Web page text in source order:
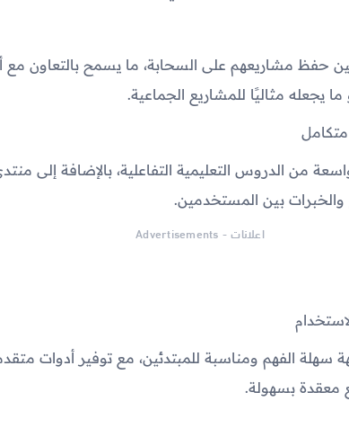
حفظ مشاريعهم على السحابة، ما يسمح بالتعاون
يجعله مثاليًا للمشاريع الجماعية.
من الدروس التعليمية التفاعلية، بالإضافة إلى
والخبرات بين المستخدمين.
اعلانات - Advertisements
سهلة الفهم ومناسبة للمبتدئين، مع توفير أدوات
معقدة بسهولة.